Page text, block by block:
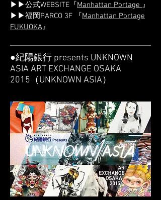
▶▶公式WEBSITE『Manhattan Portage 』
▶▶福岡PARCO 3F 『Manhattan Portage
FUKUOKA』
●紀陽銀行 presents UNKNOWN
ASIA ART EXCHANGE OSAKA
2015（UNKNOWN ASIA）